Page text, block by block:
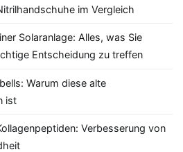
im Vergleich
Solaranlage: Alles, was Sie
Entscheidung zu treffen
Warum diese alte
ist
Verbesserung von